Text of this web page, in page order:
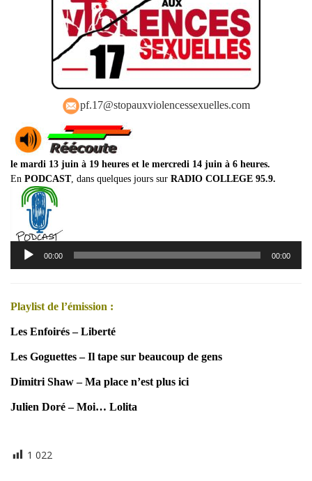
pf.17@stopauxviolencessexuelles.com
le mardi 13 juin à 19 heures et le mercredi 14 juin à 6 heures.
En PODCAST, dans quelques jours sur RADIO COLLEGE 95.9.
Lecteur
audio
00:00 00:00
Playlist de l’émission :
Les Enfoirés – Liberté
Les Goguettes – Il tape sur beaucoup de gens
Dimitri Shaw – Ma place n’est plus ici
Julien Doré – Moi… Lolita
1 022